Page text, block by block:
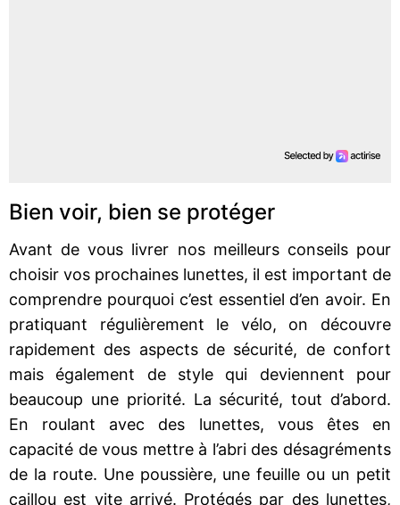
Bien voir, bien se protéger
Avant de vous livrer nos meilleurs conseils pour
choisir vos prochaines lunettes, il est important de
comprendre pourquoi c’est essentiel d’en avoir. En
pratiquant régulièrement le vélo, on découvre
rapidement des aspects de sécurité, de confort
mais également de style qui deviennent pour
beaucoup une priorité. La sécurité, tout d’abord.
En roulant avec des lunettes, vous êtes en
capacité de vous mettre à l’abri des désagréments
de la route. Une poussière, une feuille ou un petit
caillou est vite arrivé. Protégés par des lunettes,